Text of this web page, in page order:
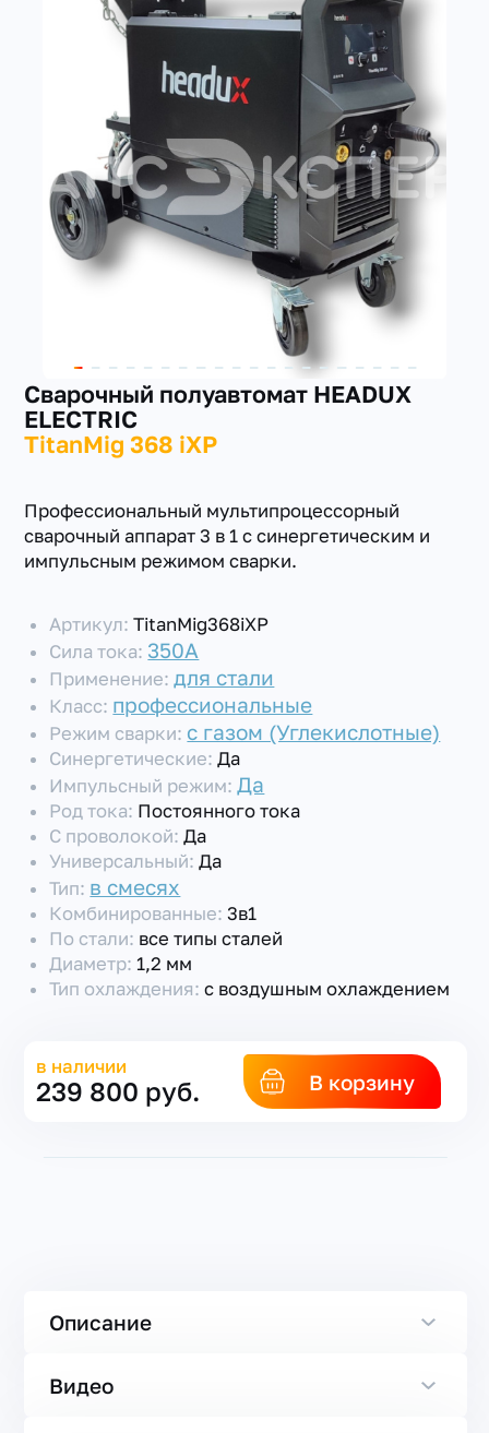
+7(351) 223-98-74
заказать звонок
Сварочный полуавтомат HEADUX
ELECTRIC
TitanMig 368 iXP
Профессиональный мультипроцессорный
сварочный аппарат 3 в 1 с синергетическим и
импульсным режимом сварки.
Артикул:TitanMig368iXP
Сила тока: 350А
Применение:для стали
Класс: профессиональные
Режим сварки: с газом (Углекислотные)
Синергетические:Да
Импульсный режим:Да
Род тока: Постоянного тока
С проволокой:Да
Универсальный:Да
Тип: в смесях
Комбинированные:3в1
По стали: все типы сталей
Диаметр: 1,2 мм
Тип охлаждения:с воздушным охлаждением
в наличии
239 800 руб. В корзину
Описание
Видео